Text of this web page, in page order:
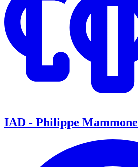
IAD - Philippe Mammone